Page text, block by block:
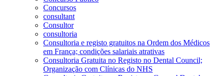
Concursos
consultant
Consultor
consultoria
Consultoria e registo gratuitos na Ordem dos Médicos
em França; condições salariais atrativas
Consultoria Gratuita no Registo no Dental Council;
Organização com Clínicas do NHS